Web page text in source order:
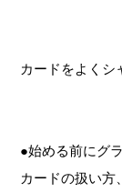
カードをよくシ
●始める前にグ
カードの扱い方